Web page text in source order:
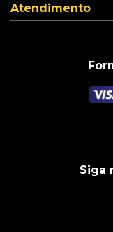
Atendimento
Siga